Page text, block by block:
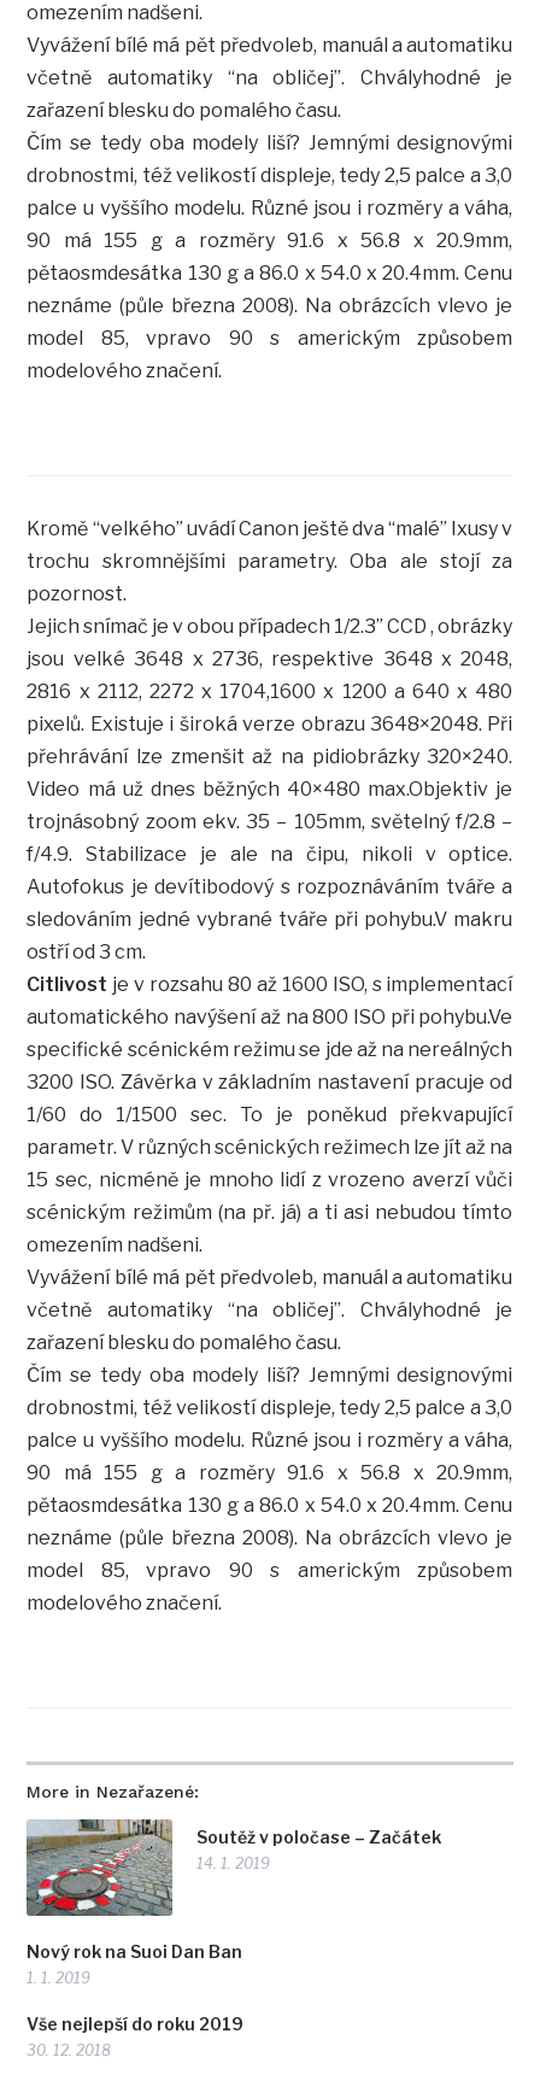
More in Nezařazené:
Soutěž v poločase – Začátek
14. 1. 2019
Nový rok na Suoi Dan Ban
1. 1. 2019
Vše nejlepší do roku 2019
30. 12. 2018
omezením nadšeni.
Vyvážení bílé má pět předvoleb, manuál a automatiku
včetně automatiky “na obličej”. Chvályhodné je
zařazení blesku do pomalého času.
Čím se tedy oba modely liší? Jemnými designovými
drobnostmi, též velikostí displeje, tedy 2,5 palce a 3,0
palce u vyššího modelu. Různé jsou i rozměry a váha,
90 má 155 g a rozměry 91.6 x 56.8 x 20.9mm,
pětaosmdesátka 130 g a 86.0 x 54.0 x 20.4mm. Cenu
neznáme (půle března 2008). Na obrázcích vlevo je
model 85, vpravo 90 s americkým způsobem
modelového značení.
Kromě “velkého” uvádí Canon ještě dva “malé” Ixusy v
trochu skromnějšími parametry. Oba ale stojí za
pozornost.
Jejich snímač je v obou případech 1/2.3” CCD , obrázky
jsou velké 3648 x 2736, respektive 3648 x 2048,
2816 x 2112, 2272 x 1704,1600 x 1200 a 640 x 480
pixelů. Existuje i široká verze obrazu 3648×2048. Při
přehrávání lze zmenšit až na pidiobrázky 320×240.
Video má už dnes běžných 40×480 max.Objektiv je
trojnásobný zoom ekv. 35 – 105mm, světelný f/2.8 –
f/4.9. Stabilizace je ale na čipu, nikoli v optice.
Autofokus je devítibodový s rozpoznáváním tváře a
sledováním jedné vybrané tváře při pohybu.V makru
ostří od 3 cm.
Citlivost je v rozsahu 80 až 1600 ISO, s implementací
automatického navýšení až na 800 ISO při pohybu.Ve
specifické scénickém režimu se jde až na nereálných
3200 ISO. Závěrka v základním nastavení pracuje od
1/60 do 1/1500 sec. To je poněkud překvapující
parametr. V různých scénických režimech lze jít až na
15 sec, nicméně je mnoho lidí z vrozeno averzí vůči
scénickým režimům (na př. já) a ti asi nebudou tímto
omezením nadšeni.
Vyvážení bílé má pět předvoleb, manuál a automatiku
včetně automatiky “na obličej”. Chvályhodné je
zařazení blesku do pomalého času.
Čím se tedy oba modely liší? Jemnými designovými
drobnostmi, též velikostí displeje, tedy 2,5 palce a 3,0
palce u vyššího modelu. Různé jsou i rozměry a váha,
90 má 155 g a rozměry 91.6 x 56.8 x 20.9mm,
pětaosmdesátka 130 g a 86.0 x 54.0 x 20.4mm. Cenu
neznáme (půle března 2008). Na obrázcích vlevo je
model 85, vpravo 90 s americkým způsobem
modelového značení.